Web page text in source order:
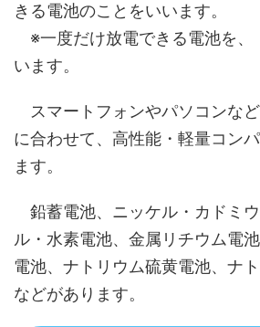
きる電池のことをいいます。
※一度だけ放電できる電池を、
います。
スマートフォンやパソコンな
に合わせて、高性能・軽量コン
ます。
鉛蓄電池、ニッケル・カドミ
ル・水素電池、金属リチウム電
電池、ナトリウム硫黄電池、ナ
などがあります。